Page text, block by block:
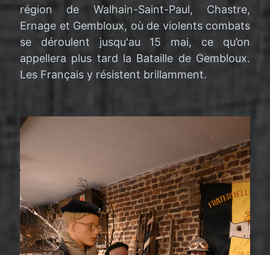
région de Walhain-Saint-Paul, Chastre,
Ernage et Gembloux, où de violents combats
se déroulent jusqu'au 15 mai, ce qu’on
appellera plus tard la Bataille de Gembloux.
Les Français y résistent brillamment.